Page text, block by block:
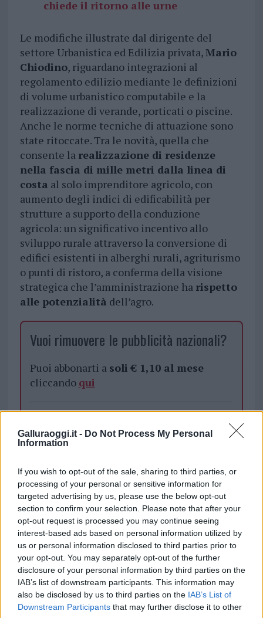
Galluraoggi.it - Do Not Process My Personal
Information
If you wish to opt-out of the sale, sharing to third parties, or
processing of your personal or sensitive information for
targeted advertising by us, please use the below opt-out
section to confirm your selection. Please note that after your
opt-out request is processed you may continue seeing
interest-based ads based on personal information utilized by
us or personal information disclosed to third parties prior to
your opt-out. You may separately opt-out of the further
disclosure of your personal information by third parties on the
IAB’s list of downstream participants. This information may
also be disclosed by us to third parties on the IAB’s List of
Downstream Participants that may further disclose it to other
chiede il ritorno alle urne
Le modifiche illustrate dal dirigente del
settore Urbanistica ed Edilizia privata,Mario
Chiodino, riguardano integrazioni al
regolamento edilizio mediante le definizioni
di volume urbanistico computabile e la
realizzazione di verande, porticati o piscine.
Anche le norme tecniche di attuazione sono
state ritoccate. Tra le novità, quella che
consente la realizzazione di residenze
nella fascia di mille metri dalla linea di
costa al solo imprenditore agricolo, con
aumento degli indici di edificabilità per
strutture a supporto della conduzione
agricola: un significativo incentivo allo
sviluppo rurale attraverso la conversione di
edifici esistenti in alberghi rurali, agriturismo
o punti di ristoro, a conferma della visione
strategica che l’amministrazione ha rispetto
alle potenzialità dell’agro.
Vuoi rimuovere le pubblicità nazionali?
Puoi abbonarti a soli € 1,10 al mese
cliccando qui
Sei già abbonato?
Puoi effettuare l'accesso andando nella
cliccandoqui
TEMI: Comune Arzachena
Mario Chiodino
Notizie Arzachena
Piano Urbanistico Comunale Arzachena
Puc Arzachena
Roberto Ragnedda
Tecnici Arzachena
Urbanistica Arzachena
Condividi l'articolo